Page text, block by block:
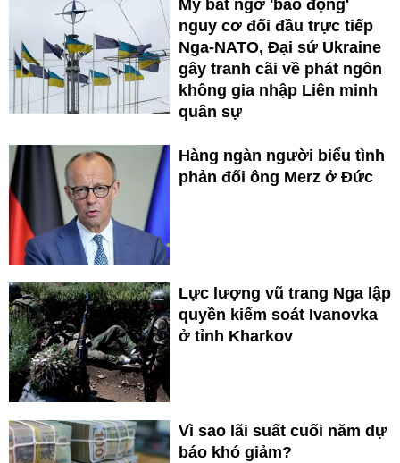
Mỹ bất ngờ 'báo động'
nguy cơ đối đầu trực tiếp
Nga-NATO, Đại sứ Ukraine
gây tranh cãi về phát ngôn
không gia nhập Liên minh
quân sự
Hàng ngàn người biểu tình
phản đối ông Merz ở Đức
Lực lượng vũ trang Nga lập
quyền kiểm soát Ivanovka
ở tỉnh Kharkov
Vì sao lãi suất cuối năm dự
báo khó giảm?